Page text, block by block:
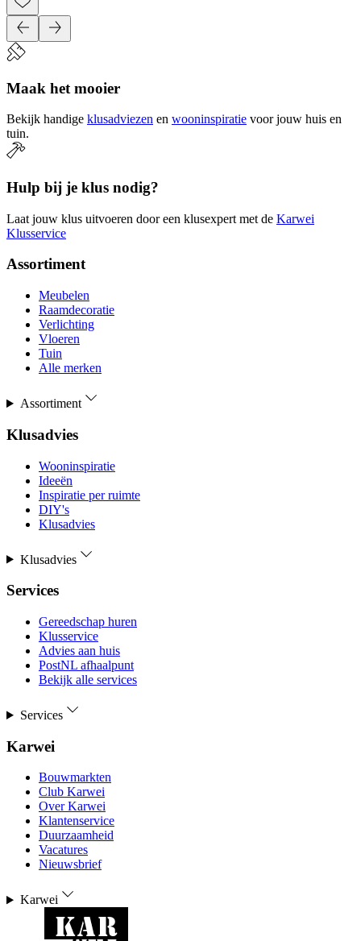
Maak het mooier
Bekijk handige klusadviezen en wooninspiratie voor jouw huis en
tuin.
Hulp bij je klus nodig?
Laat jouw klus uitvoeren door een klusexpert met de Karwei
Klusservice
Assortiment
Meubelen
Raamdecoratie
Verlichting
Vloeren
Tuin
Alle merken
Assortiment
Klusadvies
Wooninspiratie
Ideeën
Inspiratie per ruimte
DIY's
Klusadvies
Klusadvies
Services
Gereedschap huren
Klusservice
Advies aan huis
PostNL afhaalpunt
Bekijk alle services
Services
Karwei
Bouwmarkten
Club Karwei
Over Karwei
Klantenservice
Duurzaamheid
Vacatures
Nieuwsbrief
Karwei